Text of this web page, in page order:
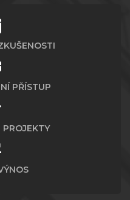
PŘÍSTUP
PROJEKTY